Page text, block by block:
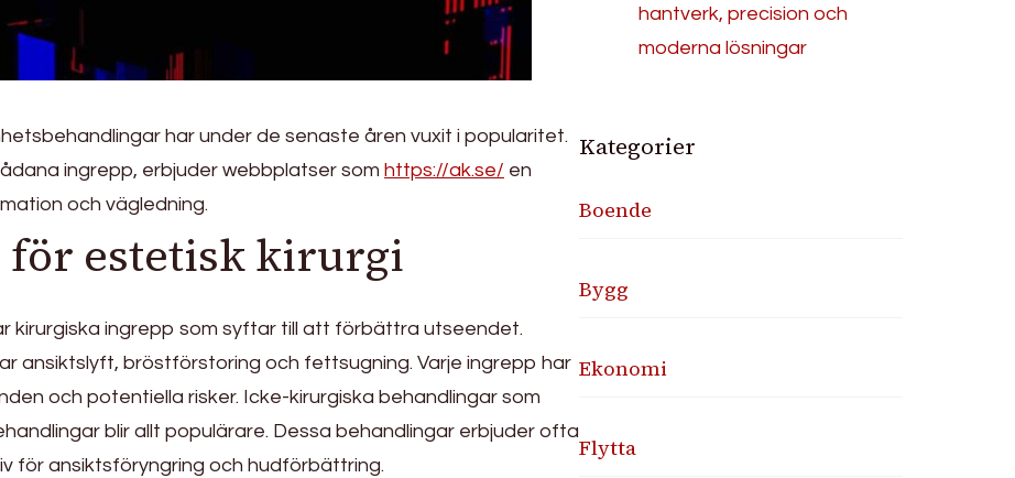
har under de senaste åren vuxit i popularitet.
ingrepp, erbjuder webbplatser som https://ak.se/ en
och vägledning.
för estetisk kirurgi
kirurgiska ingrepp som syftar till att förbättra utseendet.
ansiktslyft, bröstförstoring och fettsugning. Varje ingrepp har
och potentiella risker. Icke-kirurgiska behandlingar som
blir allt populärare. Dessa behandlingar erbjuder ofta
för ansiktsföryngring och hudförbättring.
hantverk, precision och
moderna lösningar
Kategorier
Boende
Bygg
Ekonomi
Flytta